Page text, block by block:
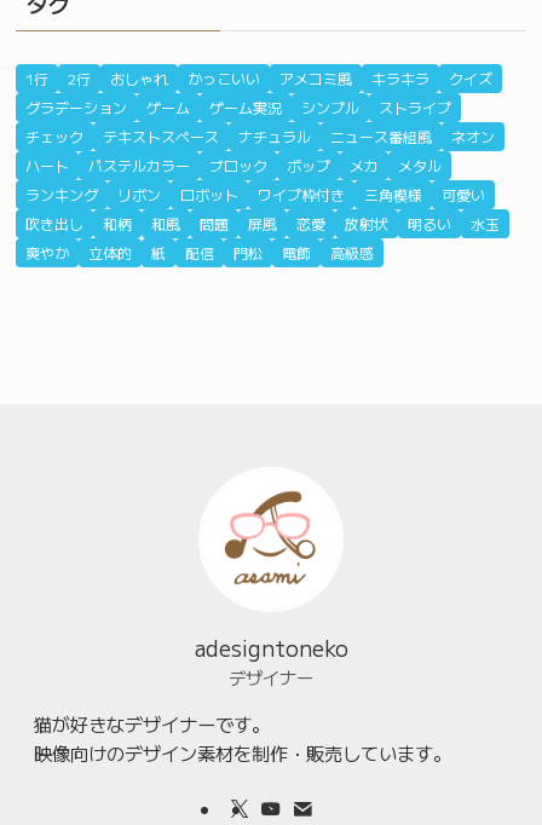
1行 2行 おしゃれ かっこいい アメコミ風 キラキラ
クイズ
グラデーション
ゲーム ゲーム実況 シンプル
ストライプ
チェック
テキストスペース ナチュラル ニュース番組風
ネオン
ハート
パステルカラー ブロック ポップ メカ
メタル
ランキング
リボン ロボット ワイプ枠付き 三角模様
可愛い
吹き出し
和柄 和風 問題 屏風 恋愛 放射状 明るい
水玉
爽やか
立体的 紙 配信 門松 電飾 高級感
adesigntoneko
デザイナー
猫が好きなデザイナーです。
映像向けのデザイン素材を制作・販売しています。